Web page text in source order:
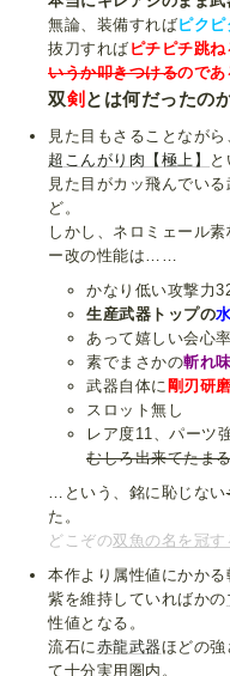
無論、装備すればピクピ
抜刀すれば ピチピチ跳
いうか叩きつけるのであ
双剣 とは何だったのか
見た目もさることながら
超こんがり肉【極上】
見た目がカッ飛んでい
ど。
しかし、ネロミェール
ー改の性能は……
かなり低い攻撃力
生産武器トップの
あって嬉しい会心
素でまさかの斬れ
武器自体に 剛刃研磨
スロット無し
レア度11、パーツ
むしろ出来てたま
…という、銘に恥じない
た。
どこぞの双魚の名を冠す
本作より属性値にかかる
紫を維持していればかの
性値となる。
流石に赤龍武器ほどの
て十分実用圏内。